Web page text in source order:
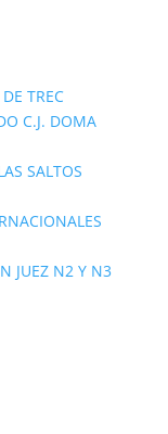
TREC
C.J. DOMA
SALTOS
JUEZ N2 Y N3